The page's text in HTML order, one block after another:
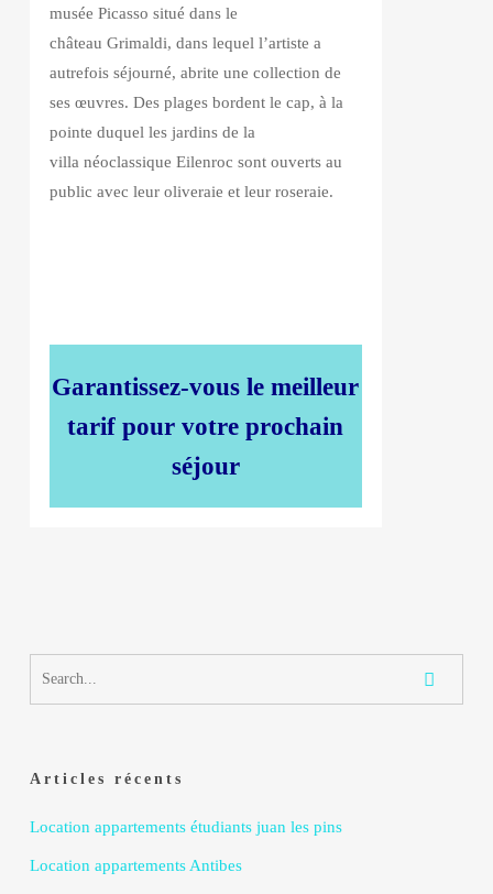
musée Picasso situé dans le
château Grimaldi, dans lequel l’artiste a
autrefois séjourné, abrite une collection de
ses œuvres. Des plages bordent le cap, à la
pointe duquel les jardins de la
villa néoclassique Eilenroc sont ouverts au
public avec leur oliveraie et leur roseraie.
Garantissez-vous le meilleur
tarif pour votre prochain
séjour
Articles récents
Location appartements étudiants juan les pins
Location appartements Antibes